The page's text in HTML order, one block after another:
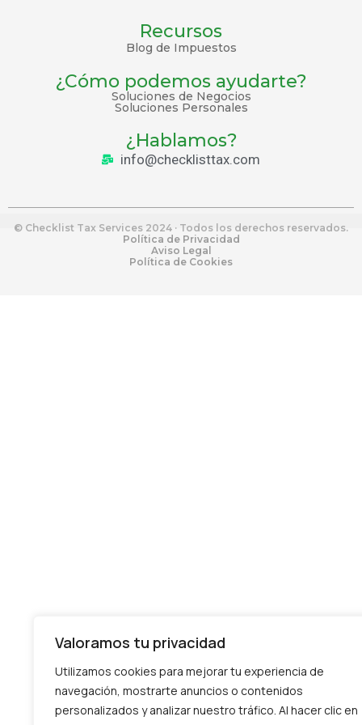
Valoramos tu privacidad
Utilizamos cookies para mejorar tu experiencia de
navegación, mostrarte anuncios o contenidos
personalizados y analizar nuestro tráfico. Al hacer clic en
Recursos
Blog de Impuestos
¿Cómo podemos ayudarte?
Soluciones de Negocios
Soluciones Personales
¿Hablamos?
info@checklisttax.com
© Checklist Tax Services 2024 · Todos los derechos reservados.
Política de Privacidad
Aviso Legal
Política de Cookies